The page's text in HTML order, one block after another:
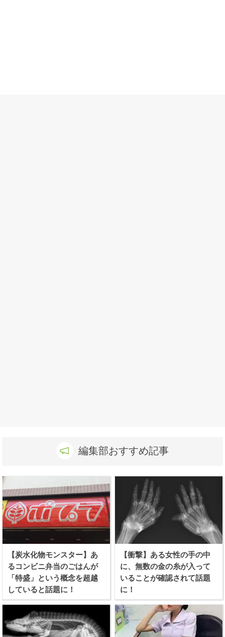
編集部おすすめ記事
【炭水化物モンスター】あ
るコンビニ弁当のごはんが
「特盛」という概念を超越
していると話題に！
【衝撃】ある女性の手の中
に、無数の金の糸が入って
いることが確認されて話題
に！